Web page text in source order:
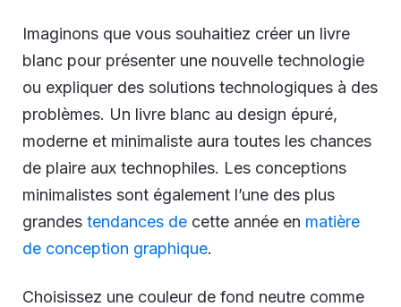
Imaginons que vous souhaitiez créer un livre
blanc pour présenter une nouvelle technologie
ou expliquer des solutions technologiques à des
problèmes. Un livre blanc au design épuré,
moderne et minimaliste aura toutes les chances
de plaire aux technophiles. Les conceptions
minimalistes sont également l’une des plus
grandes tendances de cette année en matière
de conception graphique.
Choisissez une couleur de fond neutre comme